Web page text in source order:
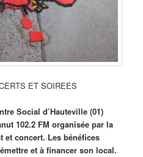
ET SOIREES
Social d’Hauteville (01)
102.2 FM organisée par la
et concert. Les bénéfices
et à financer son local.